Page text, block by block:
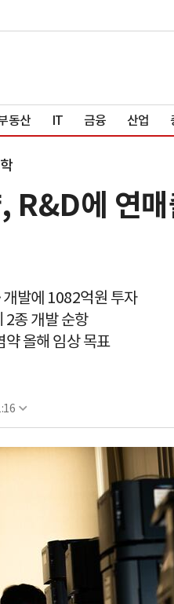
동산 IT 금융 산업
R&D에 연
발에 1082억원 투자
2종 개발 순항
올해 임상 목표